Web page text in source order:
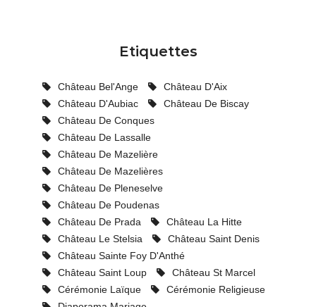
Etiquettes
Château Bel'Ange
Château D'Aix
Château D'Aubiac
Château De Biscay
Château De Conques
Château De Lassalle
Château De Mazelière
Château De Mazelières
Château De Pleneselve
Château De Poudenas
Château De Prada
Château La Hitte
Château Le Stelsia
Château Saint Denis
Château Sainte Foy D'Anthé
Château Saint Loup
Château St Marcel
Cérémonie Laïque
Cérémonie Religieuse